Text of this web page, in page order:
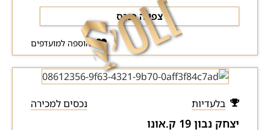
צפייה בנכס
הוספה למועדפים
בלעדיות נכסים למכירה
יצחק נבון 19 ק.אונו